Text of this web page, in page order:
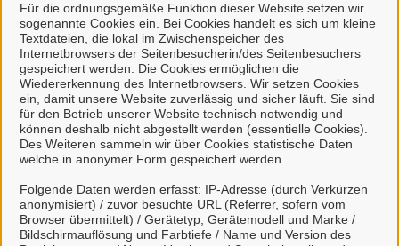
Für die ordnungsgemäße Funktion dieser Website setzen wir
sogenannte Cookies ein. Bei Cookies handelt es sich um kleine
Textdateien, die lokal im Zwischenspeicher des
Internetbrowsers der Seitenbesucherin/des Seitenbesuchers
gespeichert werden. Die Cookies ermöglichen die
Wiedererkennung des Internetbrowsers. Wir setzen Cookies
ein, damit unsere Website zuverlässig und sicher läuft. Sie sind
für den Betrieb unserer Website technisch notwendig und
können deshalb nicht abgestellt werden (essentielle Cookies).
Des Weiteren sammeln wir über Cookies statistische Daten
welche in anonymer Form gespeichert werden.
Folgende Daten werden erfasst: IP-Adresse (durch Verkürzen
anonymisiert) / zuvor besuchte URL (Referrer, sofern vom
Browser übermittelt) / Gerätetyp, Gerätemodell und Marke /
Bildschirmauflösung und Farbtiefe / Name und Version des
Juristische Personen,
Vereinigungen, denen ein Recht zustehen
kann
natürliche Personen, die beruflich oder
gewerblich tätig sind.
Eine Nutzung ist aber auch durch Behörden im
Sinne von § 1 Abs. 4 Verwaltungsverfahrensgesetz
Mit einem Klick auf "Anmelden mit Mein
Unternehmenskonto" haben Sie die